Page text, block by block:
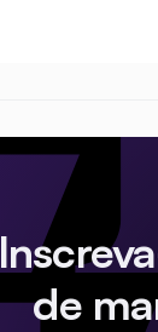
de